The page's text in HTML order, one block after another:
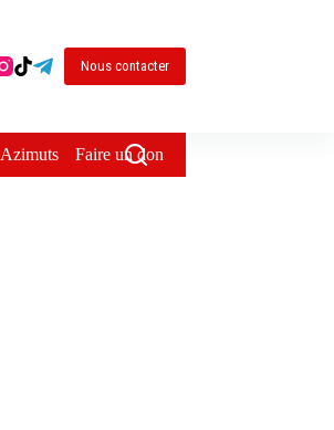
Nous contacter
Azimuts Faire un don